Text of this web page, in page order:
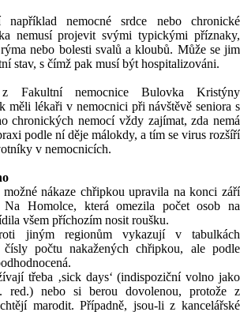
nemocné srdce nebo chronické
nemusí projevit svými typickými příznaky,
nebo bolesti svalů a kloubů. Může se jim
stav, s čímž pak musí být hospitalizováni.
Fakultní nemocnice Bulovka Kristýny
měli lékaři v nemocnici při návštěvě seniora s
chronických nemocí vždy zajímat, zda nemá
podle ní děje málokdy, a tím se virus rozšíří
v nemocnicích.
nákaze chřipkou upravila na konci září
Na Homolce, která omezila počet osob na
všem příchozím nosit roušku.
jiným regionům vykazují v tabulkách
čísly počtu nakažených chřipkou, ale podle
třeba ‚sick days‘ (indispoziční volno jako
red.) nebo si berou dovolenou, protože z
marodit. Případně, jsou-li z kancelářské